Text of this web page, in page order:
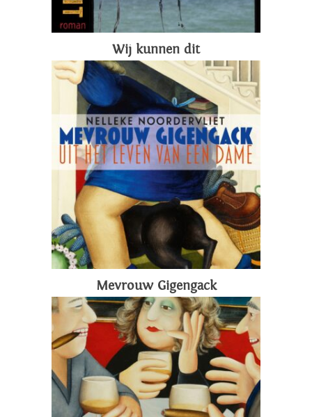
Wij kunnen dit
Mevrouw Gigengack